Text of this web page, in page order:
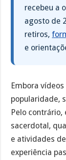
recebeu a
agosto de
retiros,
e
Embora
popularidade,
Pelo
sacerdotal,
e atividades
experiência